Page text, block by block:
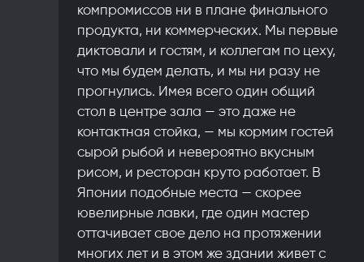
компромиссов ни в плане финального
продукта, ни коммерческих. Мы первые
диктовали и гостям, и коллегам по цеху,
что мы будем делать, и мы ни разу не
прогнулись. Имея всего один общий
стол в центре зала — это даже не
контактная стойка, — мы кормим гостей
сырой рыбой и невероятно вкусным
рисом, и ресторан круто работает. В
Японии подобные места — скорее
ювелирные лавки, где один мастер
оттачивает свое дело на протяжении
многих лет и в этом же здании живет с